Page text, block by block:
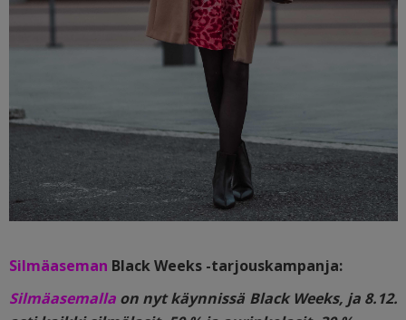
Silmäaseman Black Weeks -tarjouskampanja:
Silmäasemalla on nyt käynnissä Black Weeks, ja 8.12.